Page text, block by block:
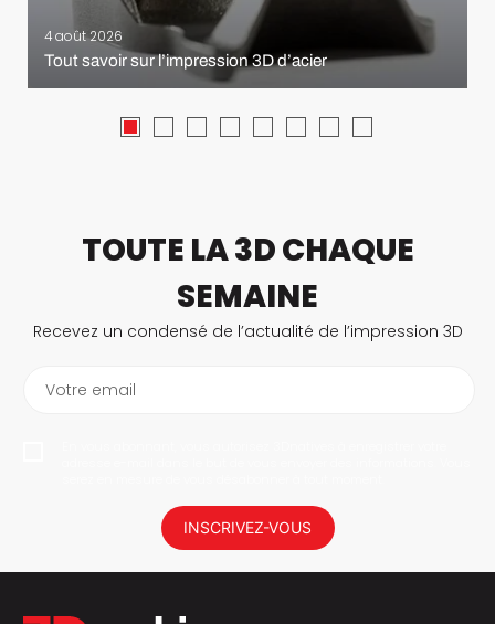
4 août 2026
Tout savoir sur l’impression 3D d’acier
TOUTE LA 3D CHAQUE
SEMAINE
Recevez un condensé de l’actualité de l’impression 3D
Votre email
INSCRIVEZ-VOUS